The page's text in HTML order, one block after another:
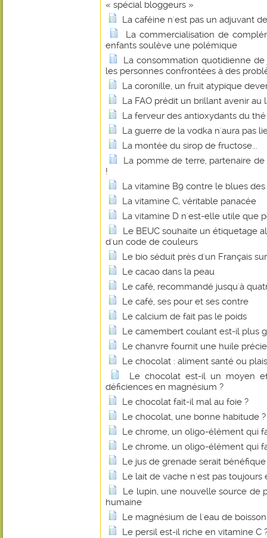
« spécial bloggeurs »
La caféine n'est pas un adjuvant
La commercialisation de
enfants soulève une polémique
La consommation quotidienne
les personnes confrontées à des
La coronille, un fruit atypique
La FAO prédit un brillant avenir au
La ferveur des antioxydants du thé
La guerre de la vodka n'aura pas
La montée du sirop de fructose...
La pomme de terre, partenaire
!
La vitamine B9 contre le blues
La vitamine C, véritable panacée
La vitamine D n'est-elle utile que
Le BEUC souhaite un étiquetage
d'un code de couleurs
Le bio séduit près d'un Français
Le cacao dans la peau
Le café, recommandé jusqu'à
Le café, ses pour et ses contre
Le calcium de fait pas le poids
Le camembert coulant est-il plus
Le chanvre fournit une huile
Le chocolat : aliment santé ou
Le chocolat est-il un moyen
déficiences en magnésium ?
Le chocolat fait-il mal au foie ?
Le chocolat, une bonne habitude ?
Le chrome, un oligo-élément qui
Le chrome, un oligo-élément qui
Le jus de grenade serait
Le lait de vache n'est pas toujours
Le lupin, une nouvelle source de
humaine
Le magnésium de l'eau de
Le persil est-il riche en vitamine C